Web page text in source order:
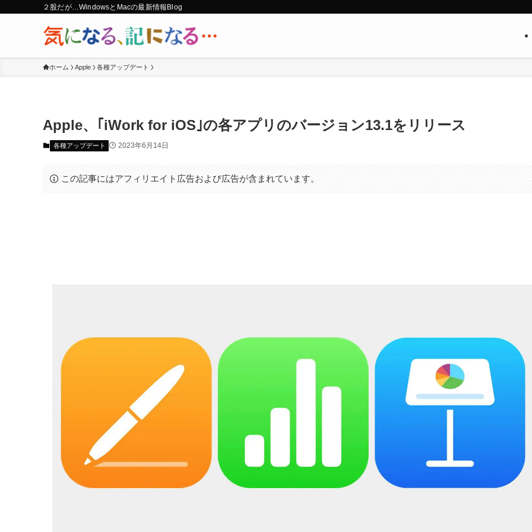
２股だが…WindowsとMacの最新情報Blog
ホーム Apple 各種アップデート
Apple、｢iWork for iOS｣の各アプリのバージョン13.1をリリース
各種アップデート 2023年6月14日
この記事にはアフィリエイト広告および広告が含まれています。